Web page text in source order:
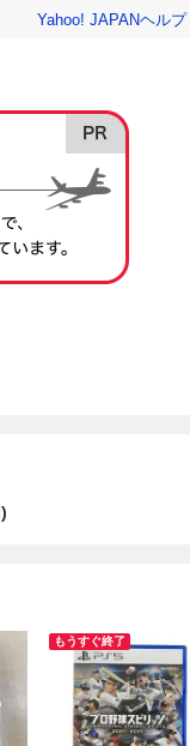
Yahoo! JAPANヘルプ
もうすぐ終了